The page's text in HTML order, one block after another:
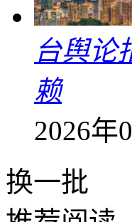
台舆论
赖
2026年
换一批